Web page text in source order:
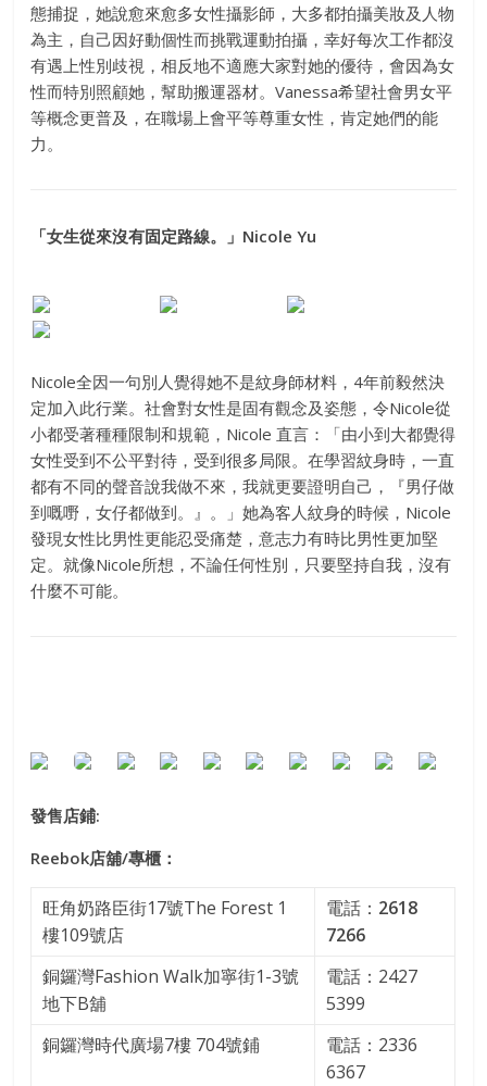
態捕捉，她說愈來愈多女性攝影師，大多都拍攝美妝及人物
為主，自己因好動個性而挑戰運動拍攝，幸好每次工作都沒
有遇上性別歧視，相反地不適應大家對她的優待，會因為女
性而特別照顧她，幫助搬運器材。Vanessa希望社會男女平
等概念更普及，在職場上會平等尊重女性，肯定她們的能
力。
「女生從來沒有固定路線。」Nicole Yu
Nicole全因一句別人覺得她不是紋身師材料，4年前毅然決
定加入此行業。社會對女性是固有觀念及姿態，令Nicole從
小都受著種種限制和規範，Nicole 直言：「由小到大都覺得
女性受到不公平對待，受到很多局限。在學習紋身時，一直
都有不同的聲音說我做不來，我就更要證明自己，『男仔做
到嘅嘢，女仔都做到。』。」她為客人紋身的時候，Nicole
發現女性比男性更能忍受痛楚，意志力有時比男性更加堅
定。就像Nicole所想，不論任何性別，只要堅持自我，沒有
什麼不可能。
發售店鋪:
Reebok店舖/專櫃：
旺角奶路臣街17號The Forest 1
樓109號店
電話： 2618
7266
銅鑼灣Fashion Walk加寧街1-3號
地下B舖
電話：2427
5399
銅鑼灣時代廣場7樓 704號鋪
‪電話：2336
6367